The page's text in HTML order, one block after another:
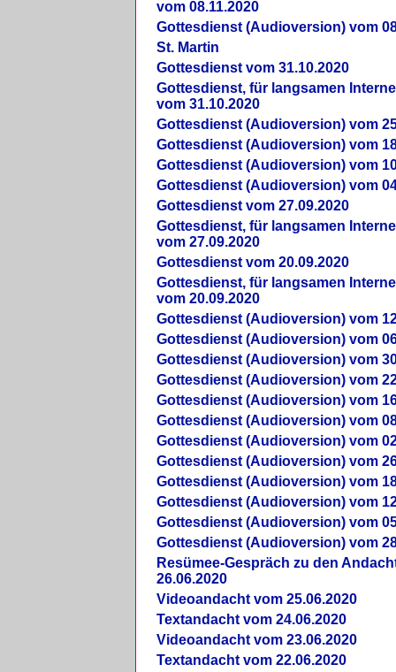
vom 08.11.2020
Gottesdienst (Audioversion) vom
St. Martin
Gottesdienst vom 31.10.2020
Gottesdienst, für langsamen
vom 31.10.2020
Gottesdienst (Audioversion) vom
Gottesdienst (Audioversion) vom
Gottesdienst (Audioversion) vom
Gottesdienst (Audioversion) vom
Gottesdienst vom 27.09.2020
Gottesdienst, für langsamen
vom 27.09.2020
Gottesdienst vom 20.09.2020
Gottesdienst, für langsamen
vom 20.09.2020
Gottesdienst (Audioversion) vom
Gottesdienst (Audioversion) vom
Gottesdienst (Audioversion) vom
Gottesdienst (Audioversion) vom
Gottesdienst (Audioversion) vom
Gottesdienst (Audioversion) vom
Gottesdienst (Audioversion) vom
Gottesdienst (Audioversion) vom
Gottesdienst (Audioversion) vom
Gottesdienst (Audioversion) vom
Gottesdienst (Audioversion) vom
Gottesdienst (Audioversion) vom
Re­sü­mee-Gespräch zu den
26.06.2020
Videoandacht vom 25.06.2020
Textandacht vom 24.06.2020
Videoandacht vom 23.06.2020
Textandacht vom 22.06.2020